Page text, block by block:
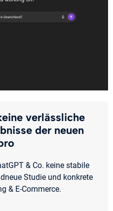
verlässliche
der neuen
& Co. keine stabile
Studie und konkrete
& E-Commerce.